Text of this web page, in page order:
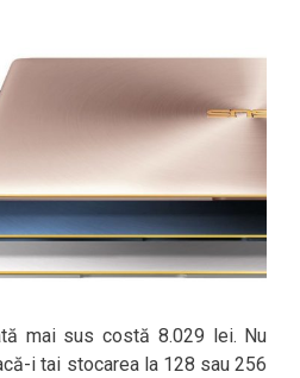
mai sus costă 8.029 lei. Nu
i tai stocarea la 128 sau 256